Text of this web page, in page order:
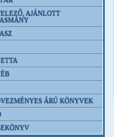
AJÁNLOTT
ÁRÚ KÖNYVEK